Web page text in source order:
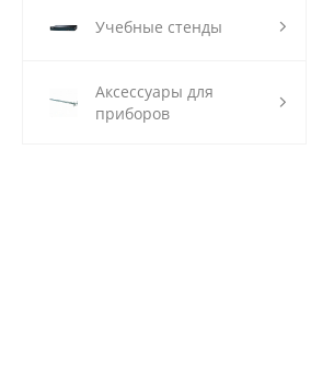
Учебные стенды
Аксессуары для
приборов